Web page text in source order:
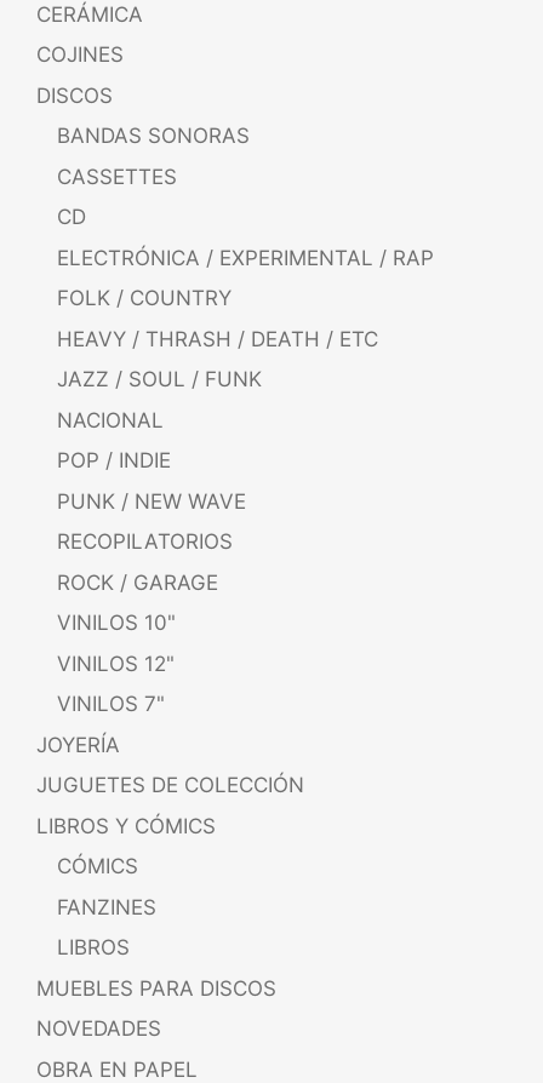
CERÁMICA
COJINES
DISCOS
BANDAS SONORAS
CASSETTES
CD
ELECTRÓNICA / EXPERIMENTAL / RAP
FOLK / COUNTRY
HEAVY / THRASH / DEATH / ETC
JAZZ / SOUL / FUNK
NACIONAL
POP / INDIE
PUNK / NEW WAVE
RECOPILATORIOS
ROCK / GARAGE
VINILOS 10"
VINILOS 12"
VINILOS 7"
JOYERÍA
JUGUETES DE COLECCIÓN
LIBROS Y CÓMICS
CÓMICS
FANZINES
LIBROS
MUEBLES PARA DISCOS
NOVEDADES
OBRA EN PAPEL